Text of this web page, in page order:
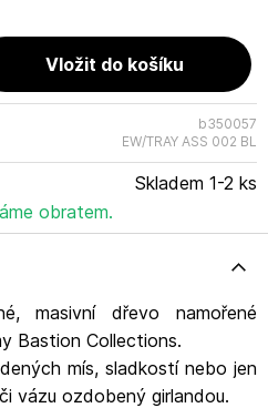
b350057
EW/TRAY ASS 002 BL
Skladem 1-2 ks
obratem.
masivní dřevo namořené
Bastion Collections.
mís, sladkostí nebo jen
vázu ozdobený girlandou.